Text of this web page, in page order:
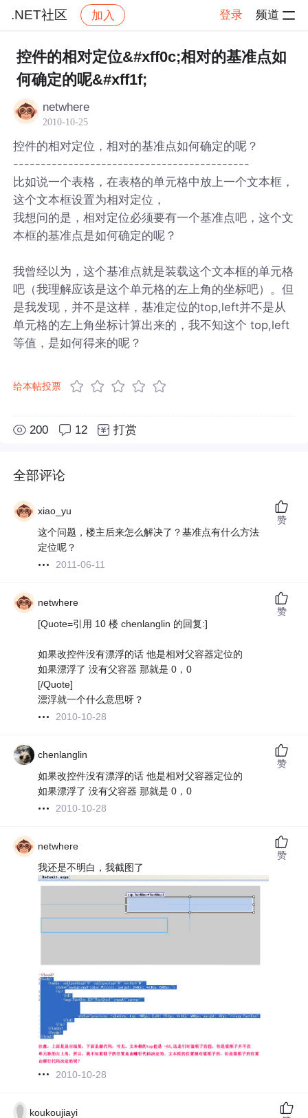
.NET社区 加入 登录 频道
社区 .NET社区 帖子详情
控件的相对定位&#xff0c;相对的基准点如
何确定的呢&#xff1f;
netwhere
2010-10-25
控件的相对定位，相对的基准点如何确定的呢？
-------------------------------------------
比如说一个表格，在表格的单元格中放上一个文本框，
这个文本框设置为相对定位，
我想问的是，相对定位必须要有一个基准点吧，这个文
本框的基准点是如何确定的呢？
我曾经以为，这个基准点就是装载这个文本框的单元格
吧（我理解应该是这个单元格的左上角的坐标吧）。但
是我发现，并不是这样，基准定位的top,left并不是从
单元格的左上角坐标计算出来的，我不知这个 top,left
等值，是如何得来的呢？
给本帖投票
200 12 打赏
全部评论
xiao_yu
这个问题，楼主后来怎么解决了？基准点有什么方法
定位呢？
2011-06-11
赞
netwhere
[Quote=引用 10 楼 chenlanglin 的回复:]
如果改控件没有漂浮的话 他是相对父容器定位的
如果漂浮了 没有父容器 那就是 0，0
[/Quote]
漂浮就一个什么意思呀？
2010-10-28
赞
chenlanglin
如果改控件没有漂浮的话 他是相对父容器定位的
如果漂浮了 没有父容器 那就是 0，0
2010-10-28
赞
netwhere
我还是不明白，我截图了
2010-10-28
赞
koukoujiayi